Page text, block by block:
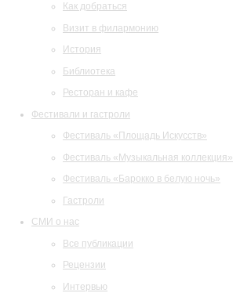
Как добраться
Визит в филармонию
История
Библиотека
Ресторан и кафе
Фестивали и гастроли
Фестиваль «Площадь Искусств»
Фестиваль «Музыкальная коллекция»
Фестиваль «Барокко в белую ночь»
Гастроли
СМИ о нас
Все публикации
Рецензии
Интервью